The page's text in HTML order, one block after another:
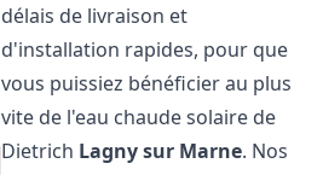
délais de livraison et
d'installation rapides, pour que
vous puissiez bénéficier au plus
vite de l'eau chaude solaire de
Dietrich Lagny sur Marne. Nos